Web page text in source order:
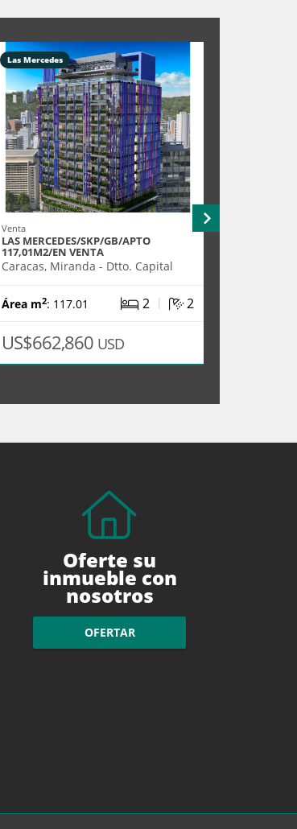
Las Mercedes
Venta
LAS MERCEDES/SKP/GB/APTO
117,01M2/EN VENTA
Caracas, Miranda - Dtto. Capital
Área m2: 117.01 2 | 2
US$662,860 USD
Oferte su
inmueble con
nosotros
OFERTAR